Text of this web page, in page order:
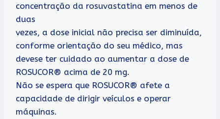
concentração da rosuvastatina em menos de
duas
vezes, a dose inicial não precisa ser diminuída,
conforme orientação do seu médico, mas
devese ter cuidado ao aumentar a dose de
ROSUCOR® acima de 20 mg.
Não se espera que ROSUCOR® afete a
capacidade de dirigir veículos e operar
máquinas.